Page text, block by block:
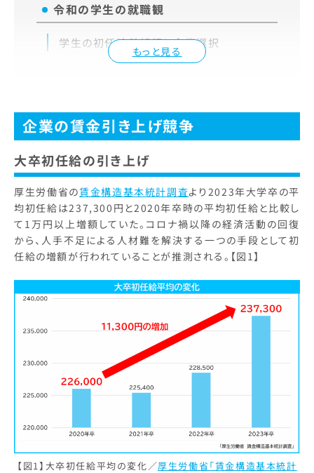
もっと見る
令和の学生の就職観
学生の初任給希望額と企業選択
企業の賃金引き上げ競争
大卒初任給の引き上げ
厚生労働省の賃金構造基本統計調査より2023年大学卒の平
均初任給は237,300円と2020年卒時の平均初任給と比較し
て1万円以上増額していた。コロナ禍以降の経済活動の回復
から、人手不足による人材難を解決する一つの手段として初
任給の増額が行われていることが推測される。【図1】
【図1】大卒初任給平均の変化／厚生労働省「賃金構造基本統計